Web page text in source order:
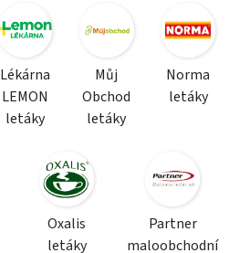
Lékárna
LEMON
letáky
Můj
Obchod
letáky
Norma
letáky
Oxalis
letáky
Partner
maloobchodní